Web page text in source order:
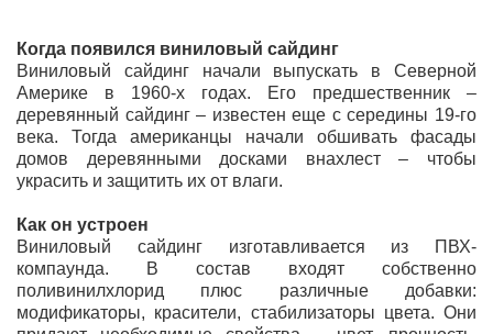
Когда появился виниловый сайдинг
Виниловый сайдинг начали выпускать в Северной
Америке в 1960-х годах. Его предшественник –
деревянный сайдинг – известен еще с середины 19-го
века. Тогда американцы начали обшивать фасады
домов деревянными досками внахлест – чтобы
украсить и защитить их от влаги.
Как он устроен
Виниловый сайдинг изготавливается из ПВХ-
компаунда. В состав входят собственно
поливинилхлорид плюс различные добавки:
модификаторы, красители, стабилизаторы цвета. Они